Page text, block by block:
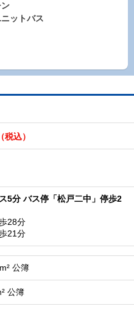
ットバス
税込）
5分 バス停「松戸二中」停歩2
28分
21分
公簿
公簿